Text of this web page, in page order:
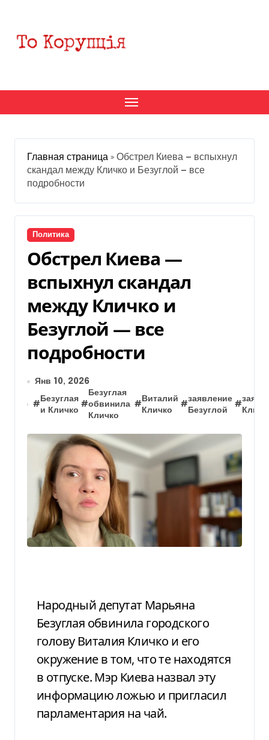
содержанию
Главная страница » Обстрел Киева — вспыхнул
скандал между Кличко и Безуглой — все
подробности
Политика
Обстрел Киева —
вспыхнул скандал
между Кличко и
Безуглой — все
подробности
Янв 10, 2026
#
Безуглая
и Кличко
#
Безуглая
обвинила
Кличко
#
Виталий
Кличко
#
заявление
Безуглой
#
Народный депутат Марьяна
Безуглая обвинила городского
голову Виталия Кличко и его
окружение в том, что те находятся
в отпуске. Мэр Киева назвал эту
информацию ложью и пригласил
парламентария на чай.